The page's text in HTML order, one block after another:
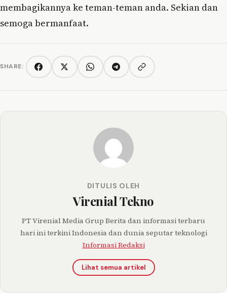
membagikannya ke teman-teman anda. Sekian dan
semoga bermanfaat.
SHARE: FacebookTwitter/XWhatsAppTelegramCopy link
DITULIS OLEH
Virenial Tekno
PT Virenial Media Grup Berita dan informasi terbaru
hari ini terkini Indonesia dan dunia seputar teknologi
Informasi Redaksi
Lihat semua artikel